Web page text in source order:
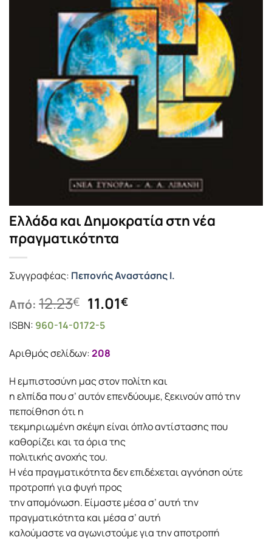
Ελλάδα και Δημοκρατία στη νέα
πραγματικότητα
Συγγραφέας: Πεπονής Αναστάσης Ι.
Από: 12.23€ Original
price
was:
12.23€.
11.01€Η
ISBN: 960-14-0172-5
Αριθμός σελίδων:208
Η εμπιστοσύνη μας στον πολίτη και
η ελπίδα που σ’ αυτόν επενδύουμε, ξεκινούν από την
πεποίθηση ότι η
τεκμηριωμένη σκέψη είναι όπλο αντίστασης που
καθορίζει και τα όρια της
πολιτικής ανοχής του.
Η νέα πραγματικότητα δεν επιδέχεται αγνόηση ούτε
προτροπή για φυγή προς
την απομόνωση. Είμαστε μέσα σ’ αυτή την
πραγματικότητα και μέσα σ’ αυτή
καλούμαστε να αγωνιστούμε για την αποτροπή